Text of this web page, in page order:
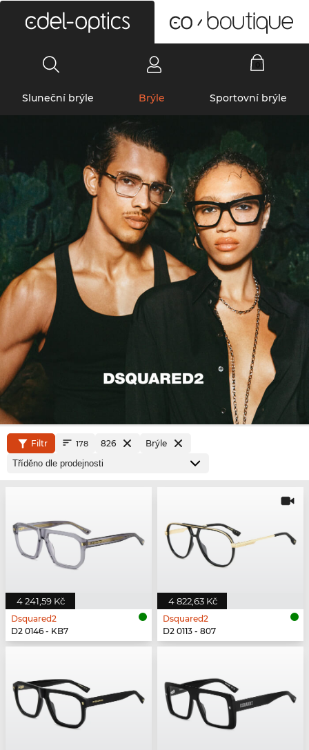
Sluneční brýle Brýle Sportovní brýle
Filtr 178 826 Brýle
4 241,59 Kč
Dsquared2
D2 0146 - KB7
4 822,63 Kč
Dsquared2
D2 0113 - 807